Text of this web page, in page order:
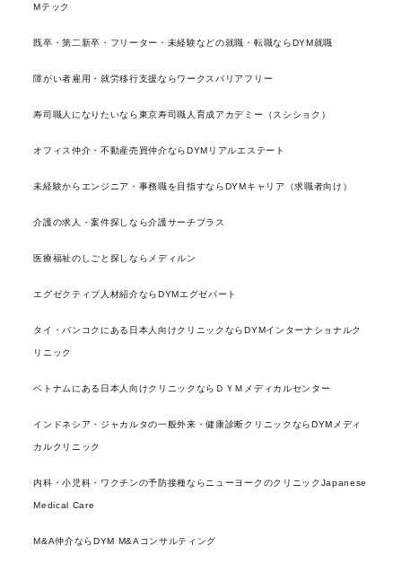
Mテック
既卒・第二新卒・フリーター・未経験などの就職・転職ならDYM就職
障がい者雇用・就労移行支援ならワークスバリアフリー
寿司職人になりたいなら東京寿司職人育成アカデミー（スシショク）
オフィス仲介・不動産売買仲介ならDYMリアルエステート
未経験からエンジニア・事務職を目指すならDYMキャリア（求職者向け）
介護の求人・案件探しなら介護サーチプラス
医療福祉のしごと探しならメディルン
エグゼクティブ人材紹介ならDYMエグゼパート
タイ・バンコクにある日本人向けクリニックならDYMインターナショナルク
リニック
ベトナムにある日本人向けクリニックならＤＹＭメディカルセンター
インドネシア・ジャカルタの一般外来・健康診断クリニックならDYMメディ
カルクリニック
内科・小児科・ワクチンの予防接種ならニューヨークのクリニックJapanese
Medical Care
M&A仲介ならDYM M&Aコンサルティング